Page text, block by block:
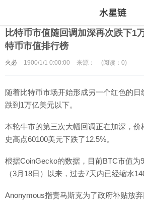
比特币市值随回调加深再次跌下1
特币市值排行榜
火必 1900/1/1 0:00:00 来源： (阅读：0)
随着比特币市场开始形成另一个红色的日
跌到1万亿美元以下。
本轮牛市的第三次大幅回调正在加深，价
史高点60100美元下跌了12.5%。
根据CoinGecko的数据，目前BTC市值为
（3月18日）以来，过去7天内已经缩水
Anonymous指责马斯克为了政府补贴放